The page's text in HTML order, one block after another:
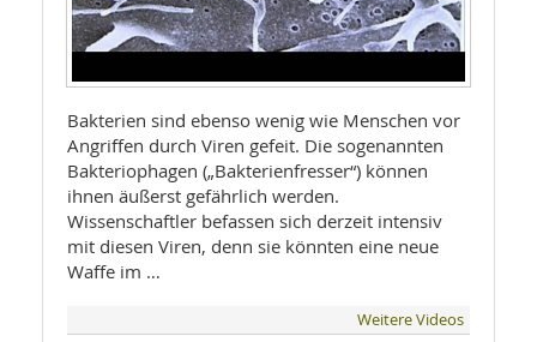
Bakterien sind ebenso wenig wie Menschen vor
Angriffen durch Viren gefeit. Die sogenannten
Bakteriophagen („Bakterienfresser“) können
ihnen äußerst gefährlich werden.
Wissenschaftler befassen sich derzeit intensiv
mit diesen Viren, denn sie könnten eine neue
Waffe im …
Weitere Videos